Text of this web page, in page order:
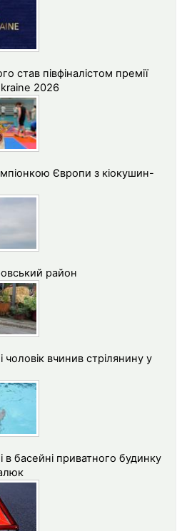
став півфіналістом премії
2026
Європи з кіокушин-
район
вчинив стрілянину у
басейні приватного будинку